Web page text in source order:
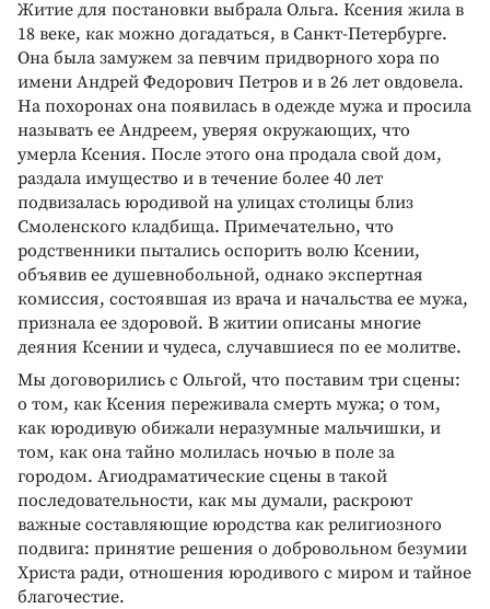
Житие для постановки выбрала Ольга. Ксения жила в
18 веке, как можно догадаться, в Санкт-Петербурге.
Она была замужем за певчим придворного хора по
имени Андрей Федорович Петров и в 26 лет овдовела.
На похоронах она появилась в одежде мужа и просила
называть ее Андреем, уверяя окружающих, что
умерла Ксения. После этого она продала свой дом,
раздала имущество и в течение более 40 лет
подвизалась юродивой на улицах столицы близ
Смоленского кладбища. Примечательно, что
родственники пытались оспорить волю Ксении,
объявив ее душевнобольной, однако экспертная
комиссия, состоявшая из врача и начальства ее мужа,
признала ее здоровой. В житии описаны многие
деяния Ксении и чудеса, случавшиеся по ее молитве.
Мы договорились с Ольгой, что поставим три сцены:
о том, как Ксения переживала смерть мужа; о том,
как юродивую обижали неразумные мальчишки, и
том, как она тайно молилась ночью в поле за
городом. Агиодраматические сцены в такой
последовательности, как мы думали, раскроют
важные составляющие юродства как религиозного
подвига: принятие решения о добровольном безумии
Христа ради, отношения юродивого с миром и тайное
благочестие.